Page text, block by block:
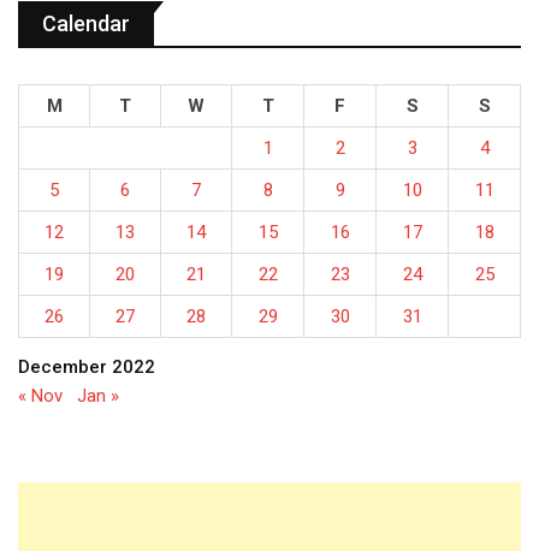
Calendar
December 2022
M T W T F S
S
1
2 3
4
5
6 7 8 9 10
11
12
13 14 15 16 17
18
19
20 21 22 23 24
25
26
27 28 29 30 31
« Nov Jan »